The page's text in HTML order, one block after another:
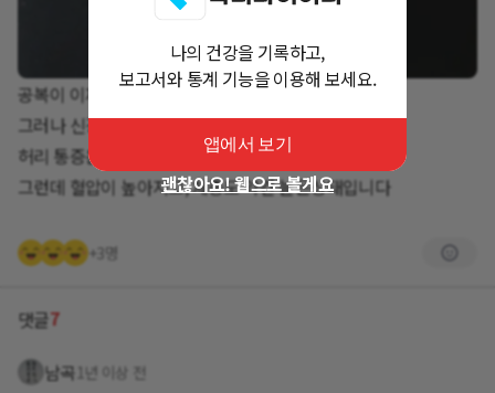
공복이 이제 제자린로 올 준비를 하나봐요.
그러나 신경막 차단시슬도 4일째가 돼나 당은 높고,
허리 통증은 다시 시작을 하네요.
그런데 혈압이 높아지고, 체중도 약간 늘은상태입니다
+3명
댓글7
남곡 1년 이상 전
나의 건강을 기록하고,
보고서와 통계 기능을 이용해 보세요.
앱에서 보기
괜찮아요! 웹으로 볼게요